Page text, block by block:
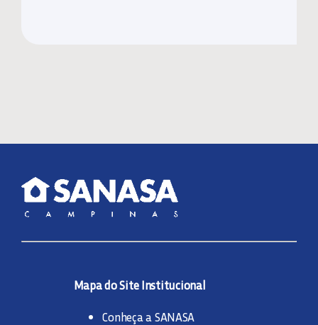
Mapa do Site Institucional
Conheça a SANASA